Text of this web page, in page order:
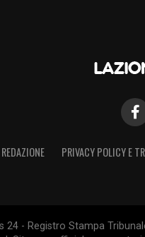
REDAZIONE PRIVACY POLICY E
- Registro Stampa